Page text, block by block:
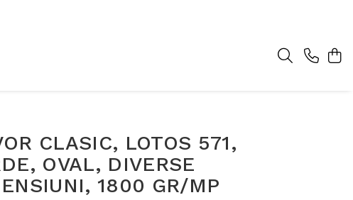
CLASIC, LOTOS 571,
OVAL, DIVERSE
1800 GR/MP